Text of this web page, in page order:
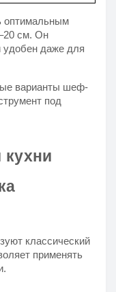
оптимальным
см. Он
удобен даже для
варианты шеф-
под
кухни
классический
применять